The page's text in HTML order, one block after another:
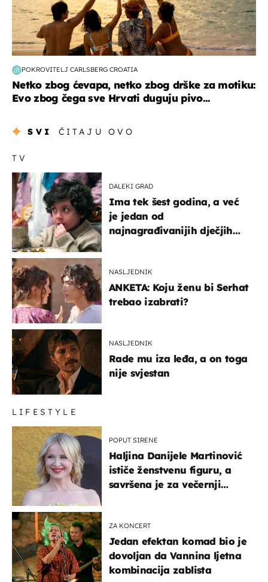
POKROVITELJ CARLSBERG CROATIA
Netko zbog ćevapa, netko zbog drške za motiku:
Evo zbog čega sve Hrvati duguju pivo...
SVI ČITAJU OVO
TV
DALEKI GRAD
Ima tek šest godina, a već
je jedan od
najnagrađivanijih dječjih
NASLJEDNIK
ANKETA: Koju ženu bi Serhat
trebao izabrati?
NASLJEDNIK
Rade mu iza leđa, a on toga
nije svjestan
LIFESTYLE
POPUT SIRENE
Haljina Danijele Martinović
ističe ženstvenu figuru, a
savršena je za večernji
ZA KONCERT
Jedan efektan komad bio je
dovoljan da Vannina ljetna
kombinacija zablista